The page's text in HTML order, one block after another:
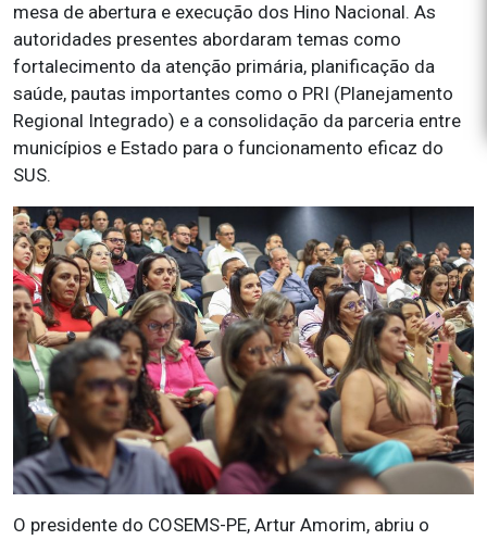
mesa de abertura e execução dos Hino Nacional. As
autoridades presentes abordaram temas como
fortalecimento da atenção primária, planificação da
saúde, pautas importantes como o PRI (Planejamento
Regional Integrado) e a consolidação da parceria entre
municípios e Estado para o funcionamento eficaz do
SUS.
O presidente do COSEMS-PE, Artur Amorim, abriu o